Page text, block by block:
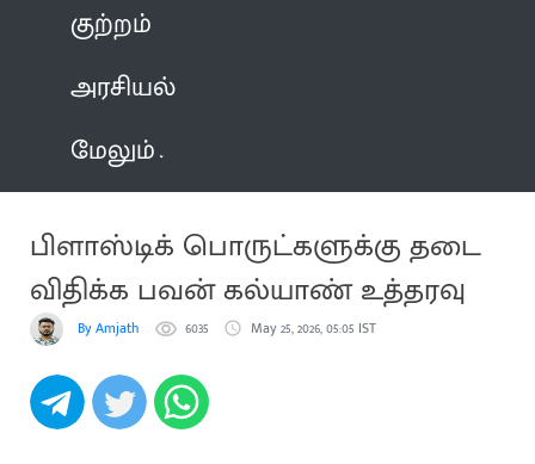
குற்றம்
அரசியல்
மேலும்
பிளாஸ்டிக் பொருட்களுக்கு தடை
விதிக்க பவன் கல்யாண் உத்தரவு
By Amjath 6035 May 25, 2026, 05:05 IST